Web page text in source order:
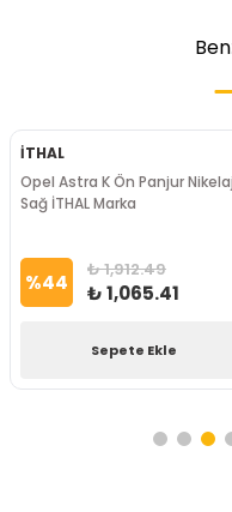
İTHAL
Opel Astra K Ön Panjur Nikelaj
Sağ İTHAL Marka
%44 ₺ 1,912.49
₺ 1,065.41
Sepete Ekle